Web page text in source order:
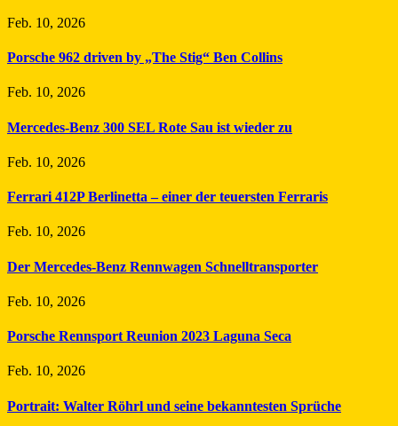
Feb. 10, 2026
Porsche 962 driven by „The Stig“ Ben Collins
Feb. 10, 2026
Mercedes-Benz 300 SEL Rote Sau ist wieder zu
Feb. 10, 2026
Ferrari 412P Berlinetta – einer der teuersten Ferraris
Feb. 10, 2026
Der Mercedes-Benz Rennwagen Schnelltransporter
Feb. 10, 2026
Porsche Rennsport Reunion 2023 Laguna Seca
Feb. 10, 2026
Portrait: Walter Röhrl und seine bekanntesten Sprüche